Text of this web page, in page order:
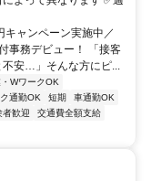
ャンペーン実施中／
事務デビュー！ 「接客
安…」そんな方にピ...
WワークOK
通勤OK 短期
車通勤OK
者歓迎
交通費全額支給